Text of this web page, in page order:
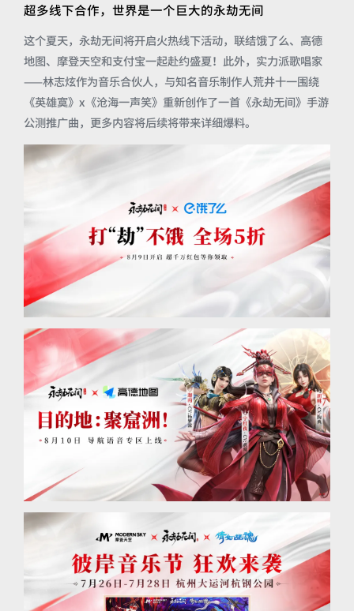
超多线下合作，世界是一个巨大的永劫无间
这个夏天，永劫无间将开启火热线下活动，联结饿了么、高德
地图、摩登天空和支付宝一起赴约盛夏！此外，实力派歌唱家
——林志炫作为音乐合伙人，与知名音乐制作人荒井十一围绕
《英雄寞》x《沧海一声笑》重新创作了一首《永劫无间》手游
公测推广曲，更多内容将后续将带来详细爆料。